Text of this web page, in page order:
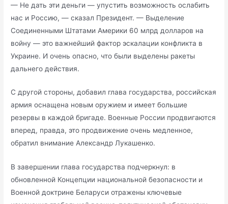
— Не дать эти деньги — упустить возможность ослабить
нас и Россию, — сказал Президент. — Выделение
Соединенными Штатами Америки 60 млрд долларов на
войну — это важнейший фактор эскалации конфликта в
Украине. И очень опасно, что были выделены ракеты
дальнего действия.
С другой стороны, добавил глава государства, российская
армия оснащена новым оружием и имеет большие
резервы в каждой бригаде. Военные России продвигаются
вперед, правда, это продвижение очень медленное,
обратил внимание Александр Лукашенко.
В завершении глава государства подчеркнул: в
обновленной Концепции национальной безопасности и
Военной доктрине Беларуси отражены ключевые